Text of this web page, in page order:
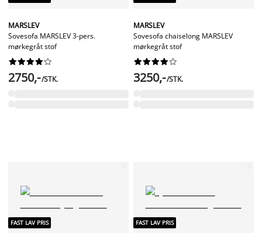
MARSLEV
Sovesofa MARSLEV 3-pers.
mørkegråt stof






2750,-/STK.
MARSLEV
Sovesofa chaiselong MARSLEV
mørkegråt stof






3250,-/STK.
FAST LAV PRIS FAST LAV PRIS